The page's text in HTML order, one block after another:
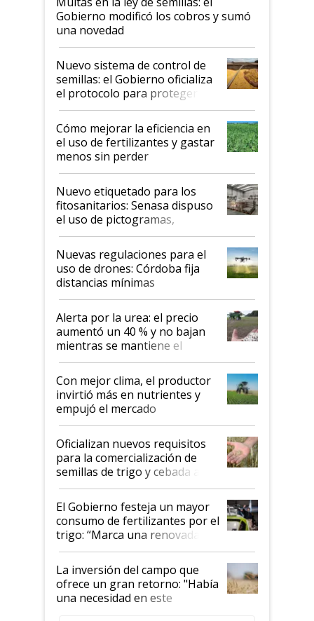
Gobierno modificó los cobros y sumó
una novedad
Nuevo sistema de control de
semillas: el Gobierno oficializa
el protocolo para proteger la
propiedad intelectual
Cómo mejorar la eficiencia en
el uso de fertilizantes y gastar
menos sin perder
productividad en la campaña
fina
Nuevo etiquetado para los
fitosanitarios: Senasa dispuso
el uso de pictogramas,
palabras de advertencia e
indicaciones
Nuevas regulaciones para el
uso de drones: Córdoba fija
distancias mínimas
Alerta por la urea: el precio
aumentó un 40 % y no bajan
mientras se mantiene el
conflicto en Medio Oriente
Con mejor clima, el productor
invirtió más en nutrientes y
empujó el mercado
Oficializan nuevos requisitos
para la comercialización de
semillas de trigo y cebada a
granel
El Gobierno festeja un mayor
consumo de fertilizantes por el
trigo: “Marca una renovada
confianza de los productores”
La inversión del campo que
ofrece un gran retorno: "Había
una necesidad en este